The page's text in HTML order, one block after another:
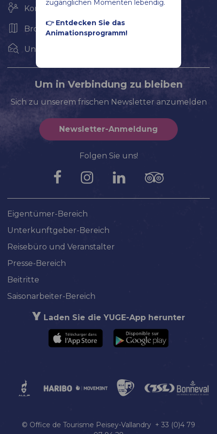
zugänglichen Momenten lebendig.
👉 Entdecken Sie das
Animationsprogramm!
Kontakt & Öffnungszeiten
Broschüren & Karten
Unser Team ergänzen
Um in Verbindung zu bleiben
Sich zu unserem frischen Newsletter anzumelden
Newsletter-Anmeldung
Folgen Sie uns!
Eigentümer-Bereich
Unterkunftgeber-Bereich
Reisebüro und Veranstalter
Presse-Bereich
Beitritte
Saisonarbeiter-Bereich
Laden Sie die YUGE-App herunter
© Office de Tourisme Peisey-Vallandry + 33 (0)4 79